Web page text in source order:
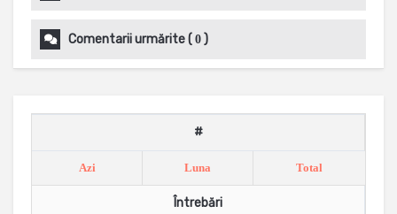
Comentarii urmărite( 0 )
#
Azi Luna Total
Întrebări